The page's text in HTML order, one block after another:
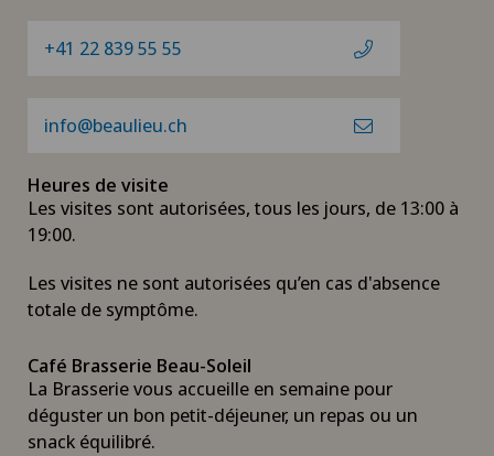
+41 22 839 55 55
info@beaulieu.ch
Heures de visite
Les visites sont autorisées, tous les jours, de 13:00 à
19:00.
Les visites ne sont autorisées qu’en cas d'absence
totale de symptôme.
Café Brasserie Beau-Soleil
La Brasserie vous accueille en semaine pour
déguster un bon petit-déjeuner, un repas ou un
snack équilibré.